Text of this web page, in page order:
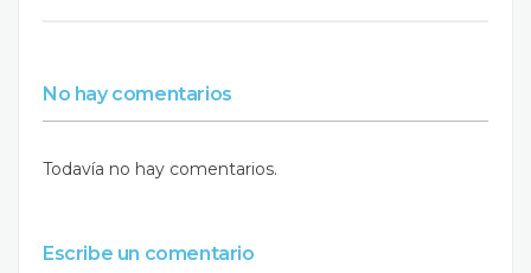
No hay comentarios
Todavía no hay comentarios.
Escribe un comentario